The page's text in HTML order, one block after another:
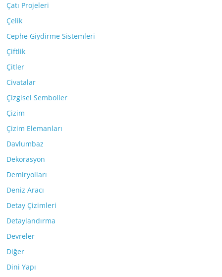
Çatı Projeleri
Çelik
Cephe Giydirme Sistemleri
Çiftlik
Çitler
Civatalar
Çizgisel Semboller
Çizim
Çizim Elemanları
Davlumbaz
Dekorasyon
Demiryolları
Deniz Aracı
Detay Çizimleri
Detaylandırma
Devreler
Diğer
Dini Yapı